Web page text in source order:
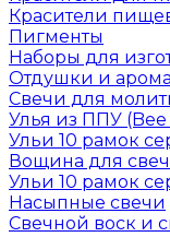
Красители
Пигменты
Наборы для
Отдушки и
Свечи для
Улья из ППУ (Bee
Ульи 10 рамок
Вощина для
Ульи 10 рамок
Насыпные свечи
Свечной воск и